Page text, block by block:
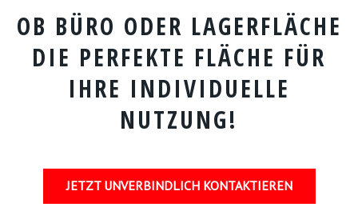
OB BÜRO ODER LAGERFLÄCHE
DIE PERFEKTE FLÄCHE FÜR
IHRE INDIVIDUELLE
NUTZUNG!
JETZT UNVERBINDLICH KONTAKTIEREN